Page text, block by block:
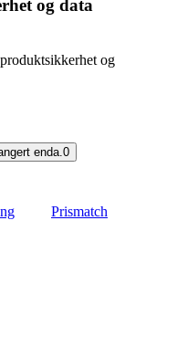
og data
og
enda.0
Prismatch